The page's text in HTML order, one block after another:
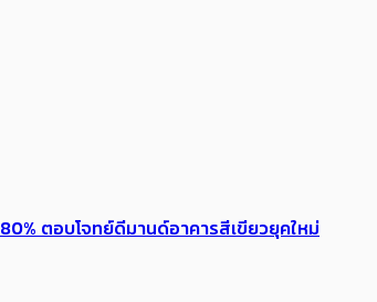
ตอบโจทย์ดีมานด์อาคารสีเขียวยุคใหม่